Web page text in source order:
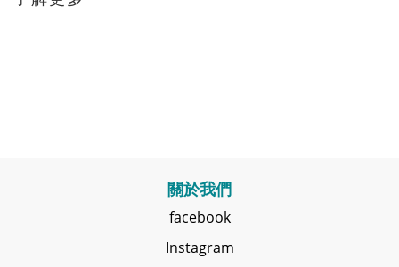
關於我們
facebook
Instagram